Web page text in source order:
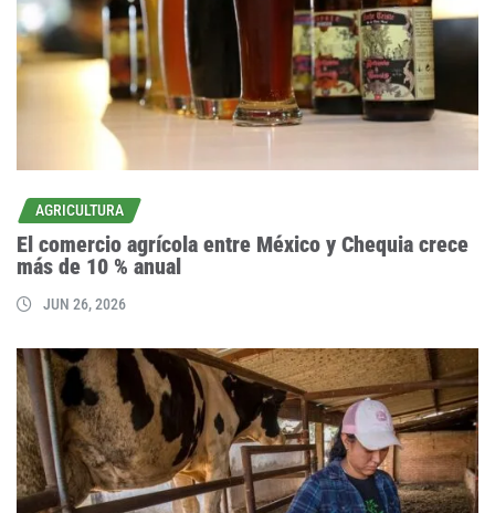
AGRICULTURA
El comercio agrícola entre México y Chequia crece
más de 10 % anual
JUN 26, 2026